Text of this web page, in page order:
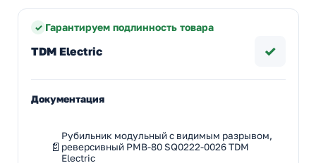
Гарантируем подлинность товара
TDM Electric ✓
Документация
Рубильник модульный с видимым разрывом,
реверсивный РМВ-80 SQ0222-0026 TDM
Electric